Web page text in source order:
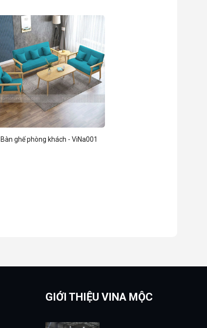
Bàn ghế phòng khách - ViNa001
GIỚI THIỆU VINA MỘC